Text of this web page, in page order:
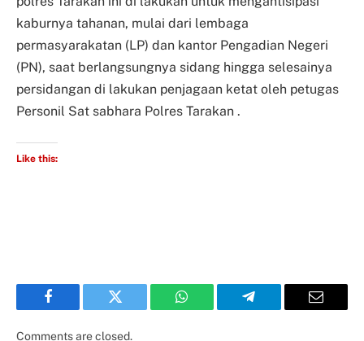
kaburnya tahanan, mulai dari lembaga
permasyarakatan (LP) dan kantor Pengadian Negeri
(PN), saat berlangsungnya sidang hingga selesainya
persidangan di lakukan penjagaan ketat oleh petugas
Personil Sat sabhara Polres Tarakan .
Like this:
Facebook Twitter WhatsApp Telegram Email
Comments are closed.